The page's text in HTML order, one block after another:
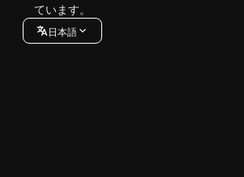
ています。
日本語